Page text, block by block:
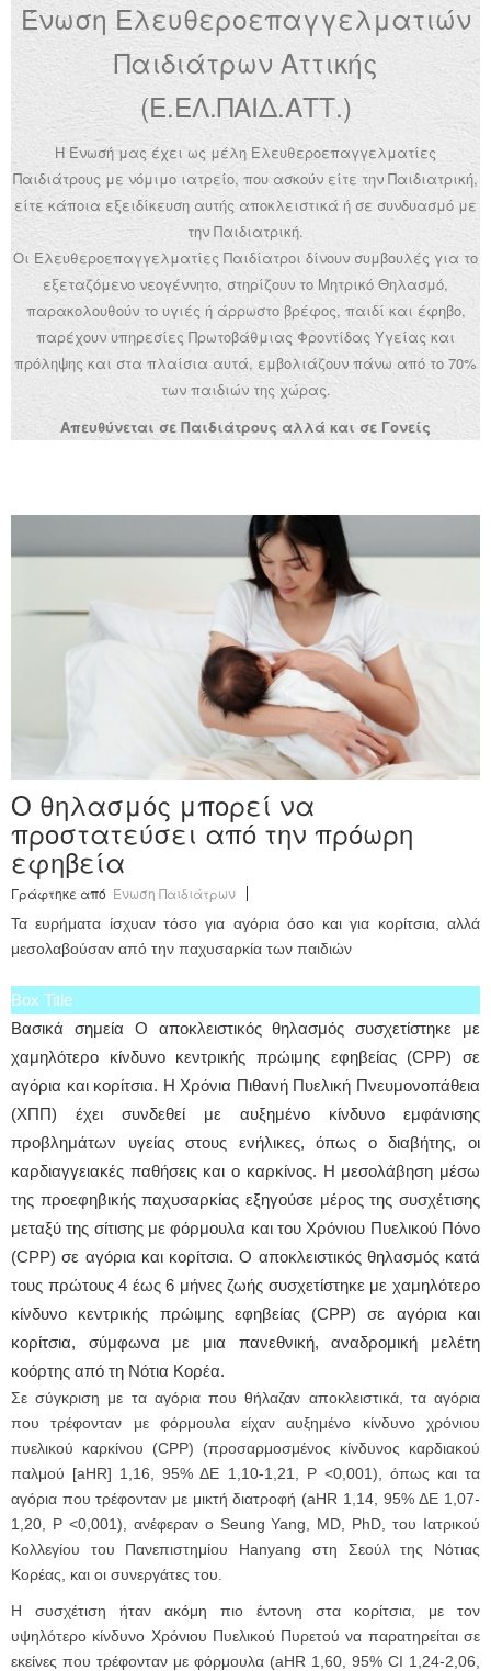
Ένωση Ελευθεροεπαγγελματιών
Παιδιάτρων Αττικής
(Ε.ΕΛ.ΠΑΙΔ.ΑΤΤ.)
Η Ένωσή μας έχει ως μέλη Ελευθεροεπαγγελματίες
Παιδιάτρους με νόμιμο ιατρείο, που ασκούν είτε την Παιδιατρική,
είτε κάποια εξειδίκευση αυτής αποκλειστικά ή σε συνδυασμό με
την Παιδιατρική.
Οι Ελευθεροεπαγγελματίες Παιδίατροι δίνουν συμβουλές για το
εξεταζόμενο νεογέννητο, στηρίζουν το Μητρικό Θηλασμό,
παρακολουθούν το υγιές ή άρρωστο βρέφος, παιδί και έφηβο,
παρέχουν υπηρεσίες Πρωτοβάθμιας Φροντίδας Υγείας και
πρόληψης και στα πλαίσια αυτά, εμβολιάζουν πάνω από το 70%
των παιδιών της χώρας.
Απευθύνεται σε Παιδιάτρους αλλά και σε Γονείς
Ο θηλασμός μπορεί να
προστατεύσει από την πρόωρη
εφηβεία
Γράφτηκε από Ένωση Παιδιάτρων
Τα ευρήματα ίσχυαν τόσο για αγόρια όσο και για κορίτσια, αλλά
μεσολαβούσαν από την παχυσαρκία των παιδιών
Box Title
Βασικά σημεία Ο αποκλειστικός θηλασμός συσχετίστηκε με
χαμηλότερο κίνδυνο κεντρικής πρώιμης εφηβείας (CPP) σε
αγόρια και κορίτσια. Η Χρόνια Πιθανή Πυελική Πνευμονοπάθεια
(ΧΠΠ) έχει συνδεθεί με αυξημένο κίνδυνο εμφάνισης
προβλημάτων υγείας στους ενήλικες, όπως ο διαβήτης, οι
καρδιαγγειακές παθήσεις και ο καρκίνος. Η μεσολάβηση μέσω
της προεφηβικής παχυσαρκίας εξηγούσε μέρος της συσχέτισης
μεταξύ της σίτισης με φόρμουλα και του Χρόνιου Πυελικού Πόνο
(CPP) σε αγόρια και κορίτσια. Ο αποκλειστικός θηλασμός κατά
τους πρώτους 4 έως 6 μήνες ζωής συσχετίστηκε με χαμηλότερο
κίνδυνο κεντρικής πρώιμης εφηβείας (CPP) σε αγόρια και
κορίτσια, σύμφωνα με μια πανεθνική, αναδρομική μελέτη
κοόρτης από τη Νότια Κορέα.
Σε σύγκριση με τα αγόρια που θήλαζαν αποκλειστικά, τα αγόρια
που τρέφονταν με φόρμουλα είχαν αυξημένο κίνδυνο χρόνιου
πυελικού καρκίνου (CPP) (προσαρμοσμένος κίνδυνος καρδιακού
παλμού [aHR] 1,16, 95% ΔΕ 1,10-1,21, P <0,001), όπως και τα
αγόρια που τρέφονταν με μικτή διατροφή (aHR 1,14, 95% ΔΕ 1,07-
1,20, P <0,001), ανέφεραν ο Seung Yang, MD, PhD, του Ιατρικού
Κολλεγίου του Πανεπιστημίου Hanyang στη Σεούλ της Νότιας
Κορέας, και οι συνεργάτες του.
Η συσχέτιση ήταν ακόμη πιο έντονη στα κορίτσια, με τον
υψηλότερο κίνδυνο Χρόνιου Πυελικού Πυρετού να παρατηρείται σε
εκείνες που τρέφονταν με φόρμουλα (aHR 1,60, 95% CI 1,24-2,06,
Ανακοινώσεις
Εργαλεία για Παιδιάτρους
Χρήσιμα Links
Επεξεργασία Προφίλ